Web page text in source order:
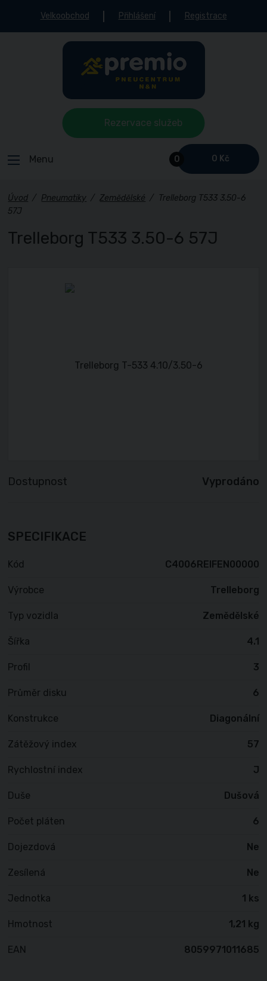
Velkoobchod Přihlášení Registrace
0 0 Kč
Menu
Rezervace služeb
Úvod / Pneumatiky / Zemědělské / Trelleborg T533 3.50-6
57J
Trelleborg T533 3.50-6 57J
Dostupnost Vyprodáno
SPECIFIKACE
Kód C4006REIFEN00000
Výrobce Trelleborg
Typ vozidla Zemědělské
Šířka 4.1
Profil 3
Průměr disku 6
Konstrukce Diagonální
Zátěžový index 57
Rychlostní index J
Duše Dušová
Počet pláten 6
Dojezdová Ne
Zesílená Ne
Jednotka 1 ks
Hmotnost 1,21 kg
EAN 8059971011685